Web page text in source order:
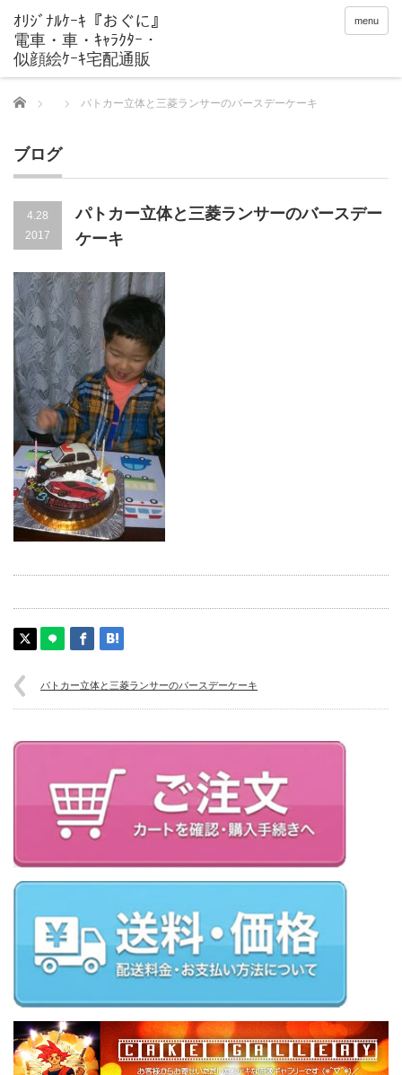
menu
Home パトカー立体と三菱ランサーのバースデーケーキ
ブログ
4.28
2017
パトカー立体と三菱ランサーのバースデー
ケーキ
パトカー立体と三菱ランサーのバースデーケーキ